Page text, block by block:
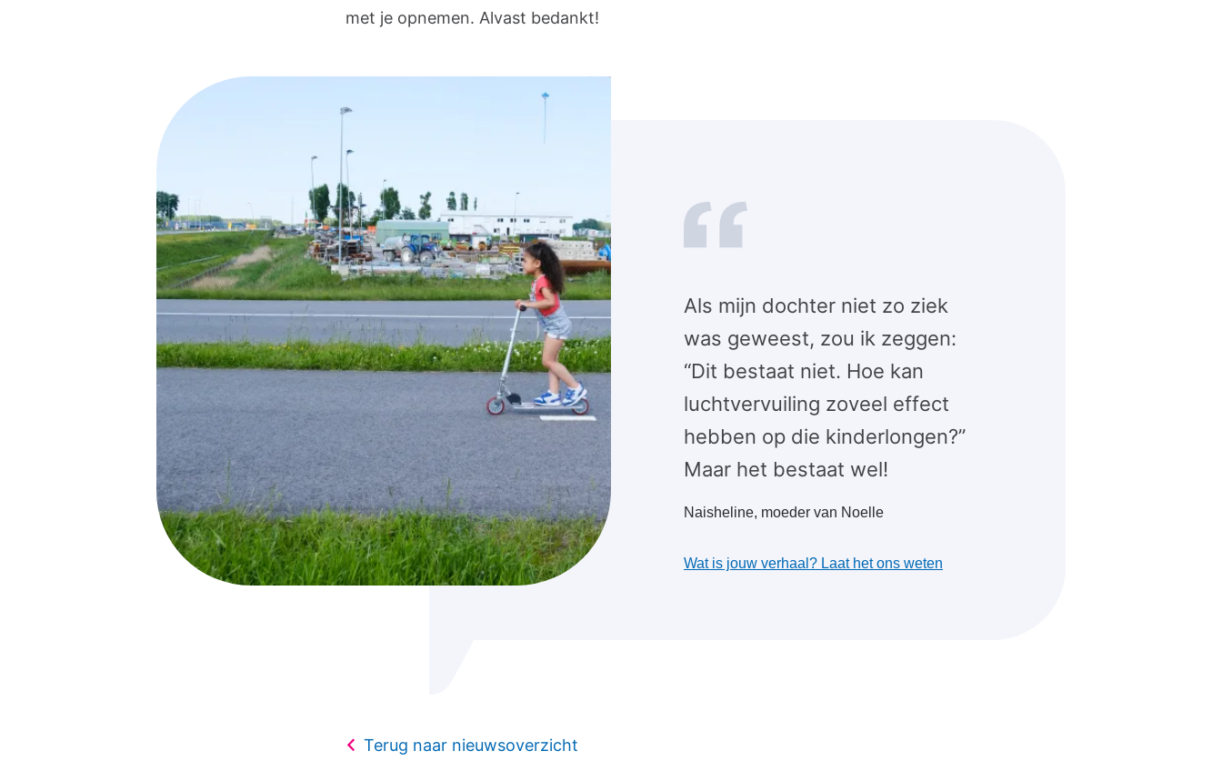
met je opnemen. Alvast bedankt!
Als mijn dochter niet zo ziek
was geweest, zou ik zeggen:
“Dit bestaat niet. Hoe kan
luchtvervuiling zoveel effect
hebben op die kinderlongen?”
Maar het bestaat wel!
Naisheline, moeder van Noelle
Wat is jouw verhaal? Laat het ons weten
Terug naar nieuwsoverzicht